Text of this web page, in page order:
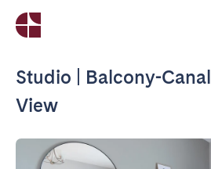
Studio | Balcony-Canal
View